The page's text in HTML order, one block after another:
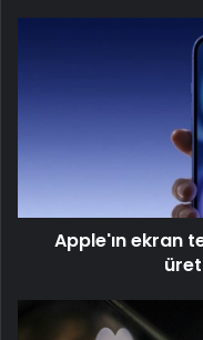
Apple'ın ekran